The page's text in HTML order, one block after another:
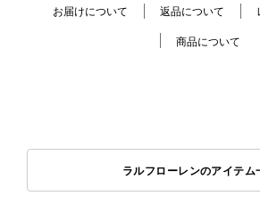
お届けについて 返品について
商品について
ラルフローレンのアイテム